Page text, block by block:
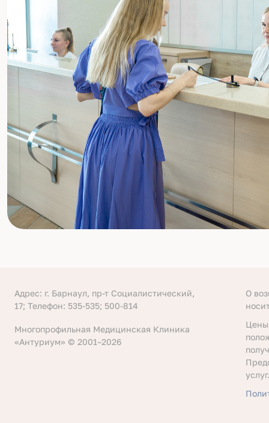
Адрес: г. Барнаул, пр-т Социалистический,
17; Телефон: 535-535; 500-814
Многопрофильная Медицинская Клиника
«Антуриум» © 2001–2026
О
услуг.